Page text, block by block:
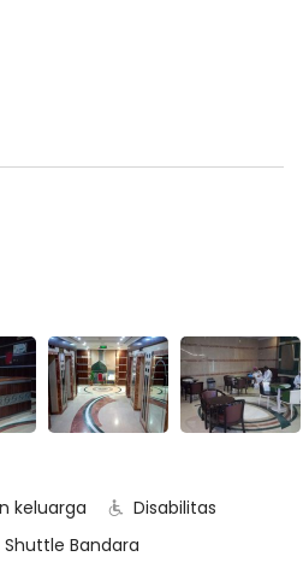
keluarga
Disabilitas
Bandara